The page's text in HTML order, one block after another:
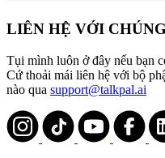
LIÊN HỆ VỚI
Tụi mình luôn ở đây nếu bạn
Cứ thoải mái liên hệ với bộ
nào qua support@talkpal.ai